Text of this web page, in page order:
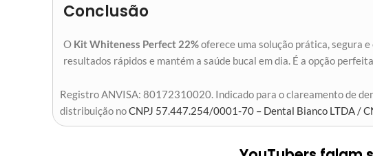
Conclusão
O Kit Whiteness Perfect 22%oferece uma solução prática, segura
resultados rápidos e mantém a saúde bucal em dia. É a opção
Registro ANVISA: 80172310020. Indicado para o clareamento de
distribuição noCNPJ 57.447.254/0001-70 – Dental Bianco LTDA /